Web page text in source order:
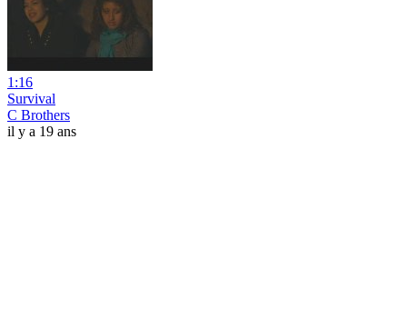
1:16
Survival
C Brothers
il y a 19 ans